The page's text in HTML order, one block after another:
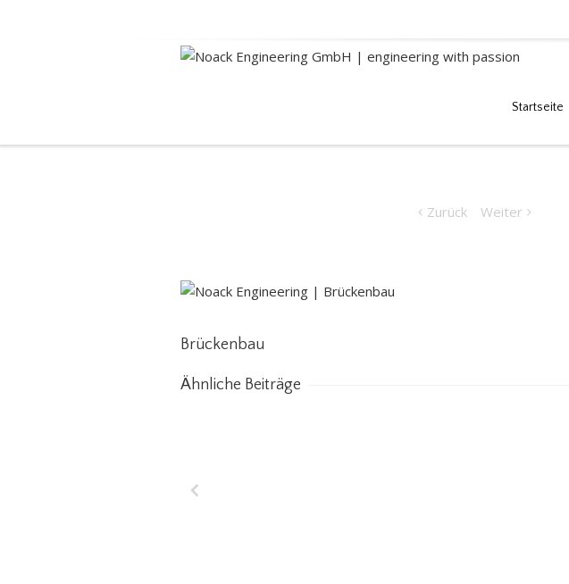
Startseite
Zurück Weiter
Brückenbau
Ähnliche Beiträge